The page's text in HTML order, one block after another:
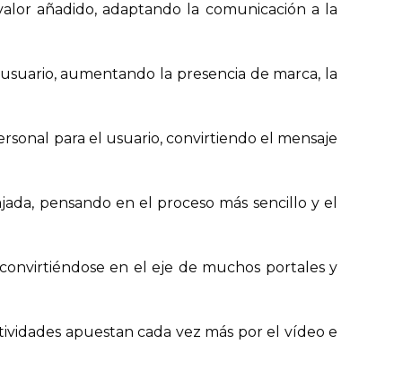
añadido, adaptando la comunicación a la
aumentando la presencia de marca, la
para el usuario, convirtiendo el mensaje
pensando en el proceso más sencillo y el
en el eje de muchos portales y
apuestan cada vez más por el vídeo e